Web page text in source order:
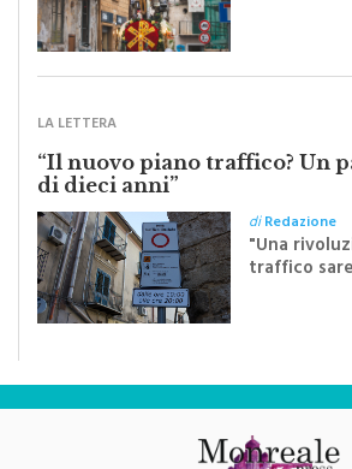
Festa del
LA LETTERA
“Il nuovo piano traffico? Un
di dieci anni”
diRedazione
"Una
traffico